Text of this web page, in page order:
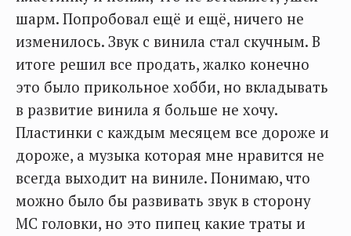
шарм. Попробовал ещё и ещё, ничего не
изменилось. Звук с винила стал скучным. В
итоге решил все продать, жалко конечно
это было прикольное хобби, но вкладывать
в развитие винила я больше не хочу.
Пластинки с каждым месяцем все дороже и
дороже, а музыка которая мне нравится не
всегда выходит на виниле. Понимаю, что
можно было бы развивать звук в сторону
МС головки, но это пипец какие траты и